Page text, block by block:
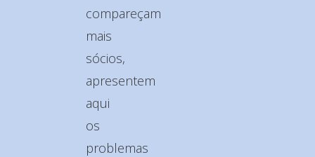
compareçam
mais
sócios,
apresentem
aqui
os
problemas